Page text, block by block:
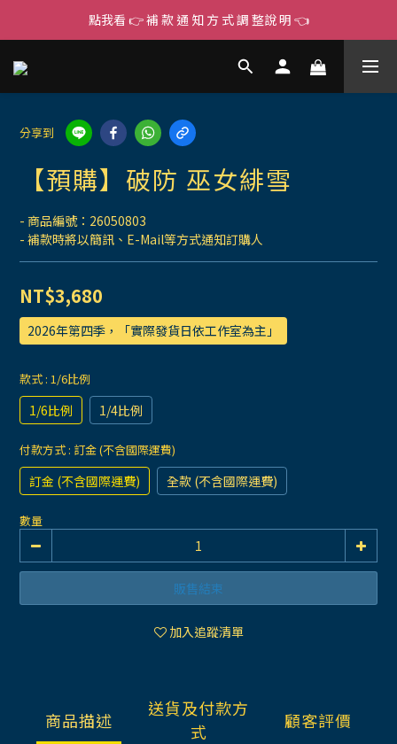
點我看 👉 補 款 通 知 方 式 調 整說 明 👈
分享到
【預購】破防 巫女緋雪
- 商品編號：26050803
- 補款時將以簡訊、E-Mail等方式通知訂購人
NT$3,680
2026年第四季，「實際發貨日依工作室為主」
款式 : 1/6比例
1/6比例 1/4比例
付款方式 : 訂金 (不含國際運費)
訂金 (不含國際運費) 全款 (不含國際運費)
數量
販售結束
加入追蹤清單
商品描述
送貨及付款方
式
顧客評價